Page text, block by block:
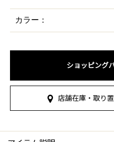
カラー：
ショッピング
店舗在庫・取り